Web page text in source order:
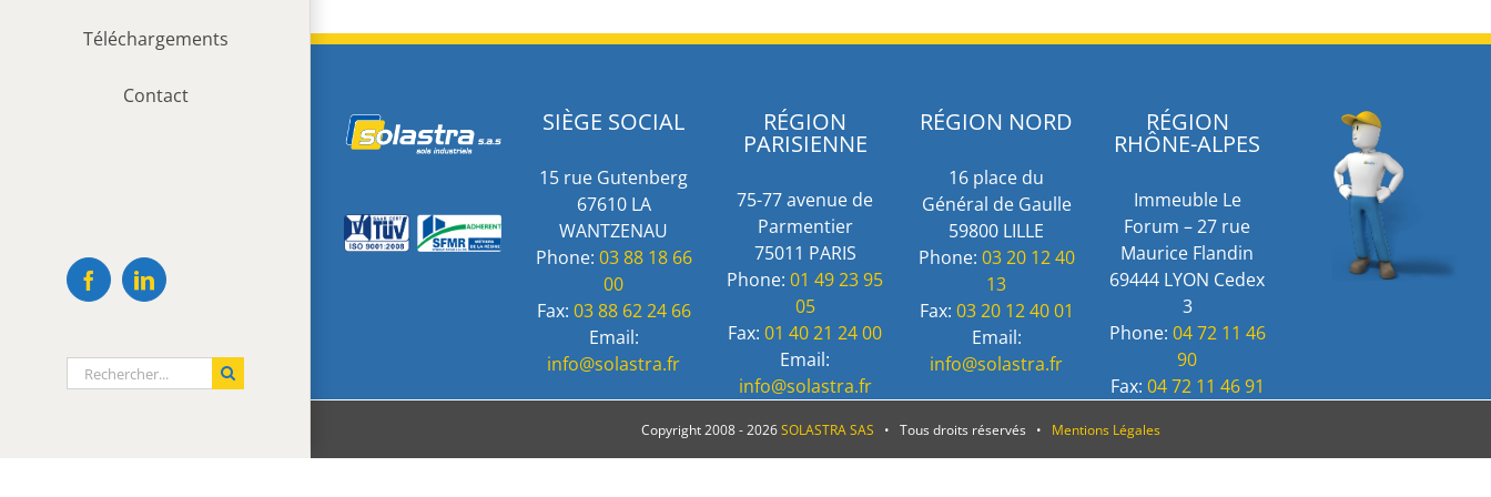
Téléchargements
Contact
FacebookLinkedIn
Rechercher:
SIÈGE SOCIAL
15 rue Gutenberg
67610 LA
WANTZENAU
Phone: 03 88 18 66
00
Fax: 03 88 62 24 66
Email:
info@solastra.fr
RÉGION
PARISIENNE
75-77 avenue de
Parmentier
75011 PARIS
Phone:01 49 23 95
05
Fax:01 40 21 24 00
Email:
info@solastra.fr
RÉGION NORD
16 place du
Général de Gaulle
59800 LILLE
Phone: 03 20 12 40
13
Fax: 03 20 12 40 01
Email:
info@solastra.fr
RÉGION
RHÔNE-ALPES
Immeuble Le
Forum – 27 rue
Maurice Flandin
69444 LYON Cedex
3
Phone: 04 72 11 46
90
Fax: 04 72 11 46 91
Copyright 2008 -2026SOLASTRA SAS • Tous droits réservés • Mentions Légales